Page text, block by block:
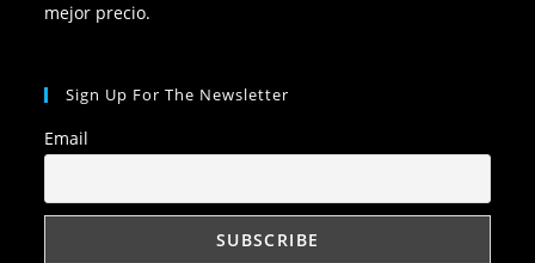
mejor precio.
Sign Up For The Newsletter
Email